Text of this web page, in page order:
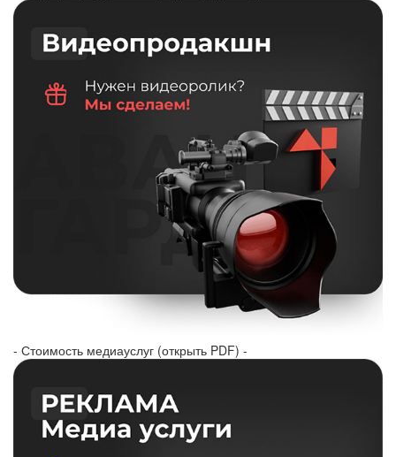
- Стоимость медиауслуг (открыть PDF) -